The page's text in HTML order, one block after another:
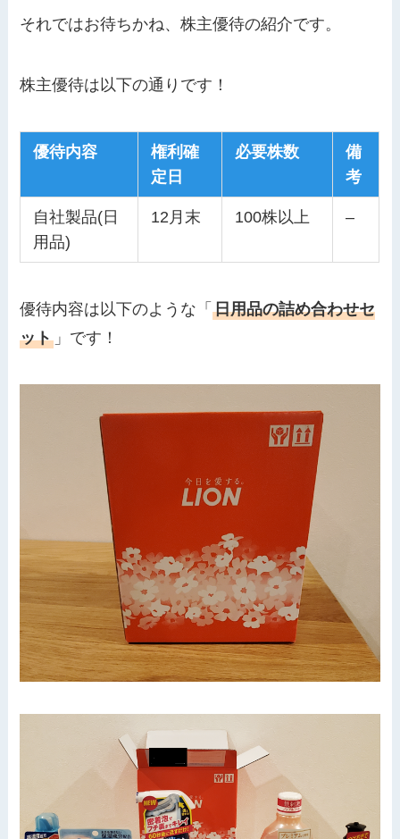
それではお待ちかね、株主優待の紹介です。
株主優待は以下の通りです！
優待内容
権利確
定日
必要株数
備
考
自社製品(日
用品)
12月末 100株以上 –
優待内容は以下のような「日用品の詰め合わせセ
ット 」です！